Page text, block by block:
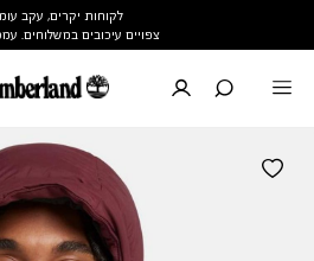
לקוחות יקרים, עקב
צפויים עיכובים במשלוחים.